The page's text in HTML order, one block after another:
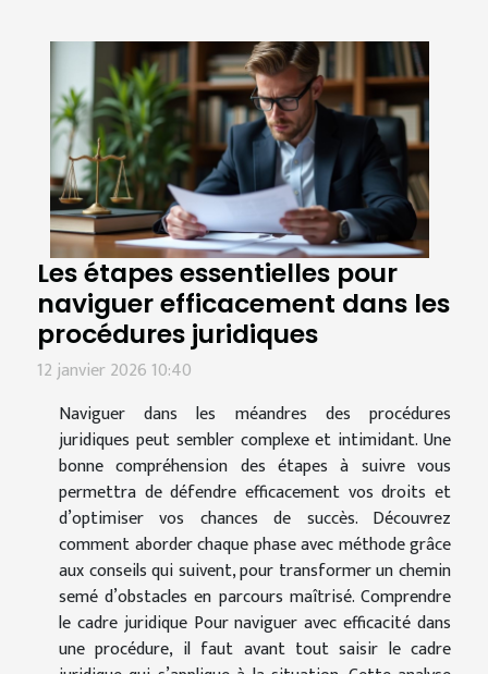
Les étapes essentielles pour
naviguer efficacement dans les
procédures juridiques
12 janvier 2026 10:40
Naviguer dans les méandres des procédures
juridiques peut sembler complexe et intimidant. Une
bonne compréhension des étapes à suivre vous
permettra de défendre efficacement vos droits et
d’optimiser vos chances de succès. Découvrez
comment aborder chaque phase avec méthode grâce
aux conseils qui suivent, pour transformer un chemin
semé d’obstacles en parcours maîtrisé. Comprendre
le cadre juridique Pour naviguer avec efficacité dans
une procédure, il faut avant tout saisir le cadre